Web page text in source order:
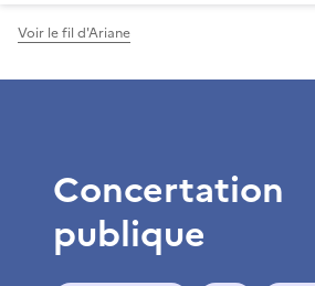
Voir le fil d'Ariane
Concertation
publique